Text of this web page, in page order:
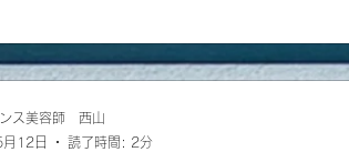
ス美容師 西山
12日
読了時間: 2分